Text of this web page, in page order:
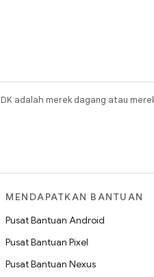
adalah merek dagang atau
MENDAPATKAN BANTUAN
Pusat Bantuan Android
Pusat Bantuan Pixel
Pusat Bantuan Nexus